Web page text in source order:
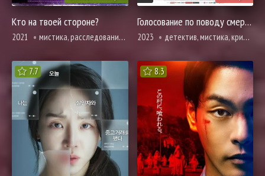
Кто на твоей стороне?
2021 мистика, расследование, романтика, триллер, ужасы
Голосование по поводу смертной казни
2023 детектив, мистика, криминал, триллер, ужасы, полиция
7.7 8.3